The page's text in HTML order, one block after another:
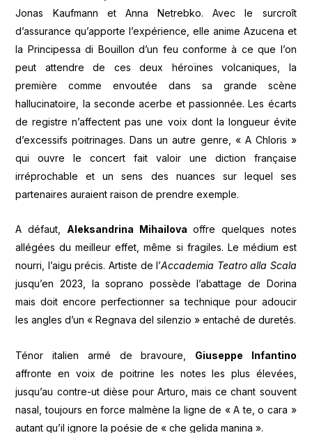
Jonas Kaufmann et Anna Netrebko. Avec le surcroît
d’assurance qu’apporte l’expérience, elle anime Azucena et
la Principessa di Bouillon d’un feu conforme à ce que l’on
peut attendre de ces deux héroïnes volcaniques, la
première comme envoutée dans sa grande scène
hallucinatoire, la seconde acerbe et passionnée. Les écarts
de registre n’affectent pas une voix dont la longueur évite
d’excessifs poitrinages. Dans un autre genre, « A Chloris »
qui ouvre le concert fait valoir une diction française
irréprochable et un sens des nuances sur lequel ses
partenaires auraient raison de prendre exemple.
A défaut, Aleksandrina Mihailova offre quelques notes
allégées du meilleur effet, même si fragiles. Le médium est
nourri, l’aigu précis. Artiste de l’Accademia Teatro alla Scala
jusqu’en 2023, la soprano possède l’abattage de Dorina
mais doit encore perfectionner sa technique pour adoucir
les angles d’un « Regnava del silenzio » entaché de duretés.
Ténor italien armé de bravoure, Giuseppe Infantino
affronte en voix de poitrine les notes les plus élevées,
jusqu’au contre-ut dièse pour Arturo, mais ce chant souvent
nasal, toujours en force malmène la ligne de « A te, o cara »
autant qu’il ignore la poésie de « che gelida manina ».